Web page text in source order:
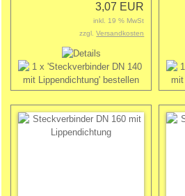
3,07 EUR
inkl. 19 % MwSt
zzgl.Versandkosten